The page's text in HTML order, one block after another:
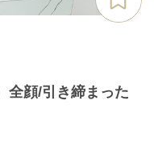
全顔/引き締まった